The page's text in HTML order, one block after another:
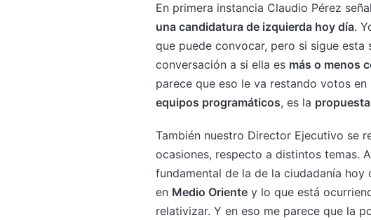
En primera instancia Claudio Pérez
una candidatura de izquierda hoy día.
que puede convocar, pero si sigue
conversación a si ella es más o menos
parece que eso le va restando votos
equipos programáticos, es la
También nuestro Director Ejecutivo se
ocasiones, respecto a distintos temas.
fundamental de la de la ciudadanía
en Medio Oriente y lo que está
relativizar. Y en eso me parece que la